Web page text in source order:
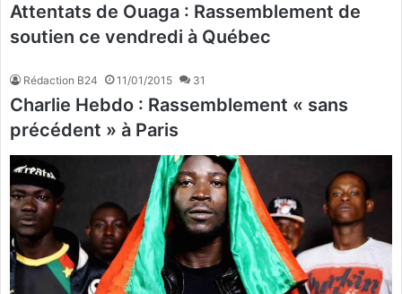
Attentats de Ouaga : Rassemblement de
soutien ce vendredi à Québec
Rédaction B24 11/01/2015 31
Charlie Hebdo : Rassemblement « sans
précédent » à Paris